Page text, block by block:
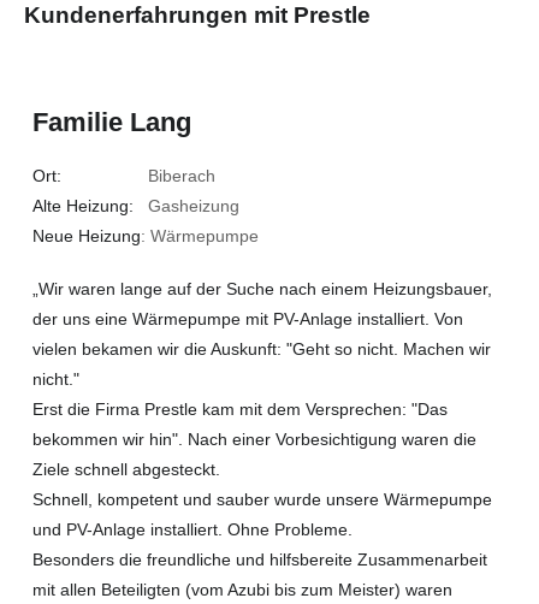
Kundenerfahrungen mit Prestle
Familie Lang
Ort: Biberach
Alte Heizung: Gasheizung
Neue Heizung: Wärmepumpe
„Wir waren lange auf der Suche nach einem Heizungsbauer,
der uns eine Wärmepumpe mit PV-Anlage installiert. Von
vielen bekamen wir die Auskunft: "Geht so nicht. Machen wir
nicht."
Erst die Firma Prestle kam mit dem Versprechen: "Das
bekommen wir hin". Nach einer Vorbesichtigung waren die
Ziele schnell abgesteckt.
Schnell, kompetent und sauber wurde unsere Wärmepumpe
und PV-Anlage installiert. Ohne Probleme.
Besonders die freundliche und hilfsbereite Zusammenarbeit
mit allen Beteiligten (vom Azubi bis zum Meister) waren